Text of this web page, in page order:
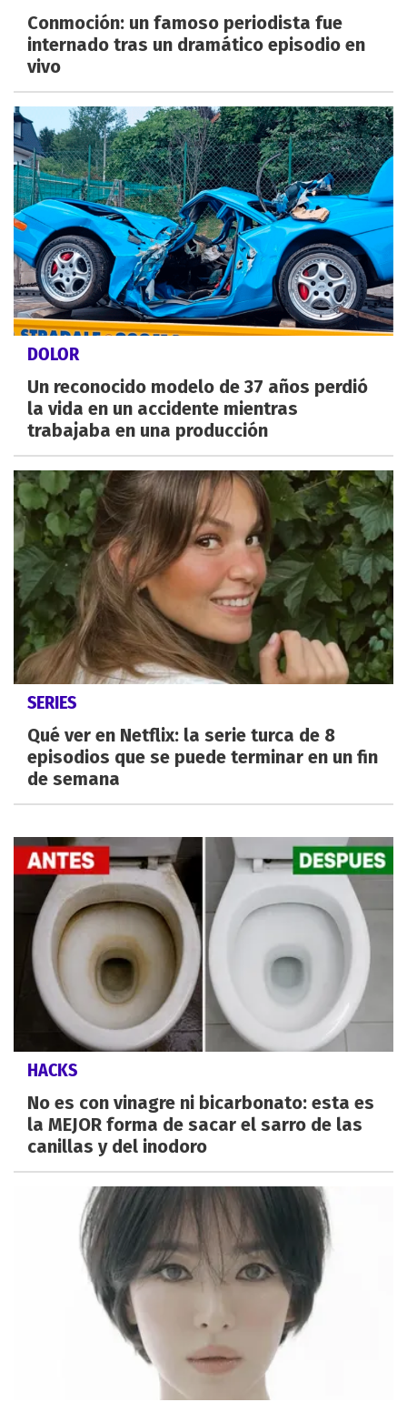
Conmoción: un famoso periodista fue
internado tras un dramático episodio en
vivo
DOLOR
Un reconocido modelo de 37 años perdió
la vida en un accidente mientras
trabajaba en una producción
SERIES
Qué ver en Netflix: la serie turca de 8
episodios que se puede terminar en un fin
de semana
HACKS
No es con vinagre ni bicarbonato: esta es
la MEJOR forma de sacar el sarro de las
canillas y del inodoro